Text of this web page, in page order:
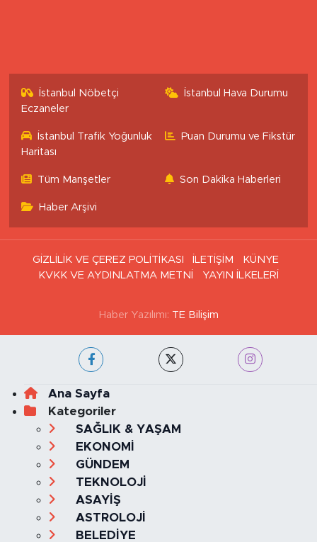
İstanbul Nöbetçi
Eczaneler
İstanbul Hava Durumu
İstanbul Trafik Yoğunluk
Haritası
Puan Durumu ve Fikstür
Tüm Manşetler Son Dakika Haberleri
Haber Arşivi
GİZLİLİK VE ÇEREZ POLİTİKASI İLETİŞİM
KÜNYE
KVKK VE AYDINLATMA METNİ
YAYIN İLKELERİ
Haber Yazılımı: TE Bilişim
Ana Sayfa
Kategoriler
SAĞLIK & YAŞAM
EKONOMİ
GÜNDEM
TEKNOLOJİ
ASAYİŞ
ASTROLOJİ
BELEDİYE